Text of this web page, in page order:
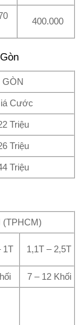
400.000
GÒN
Cước
Triệu
Triệu
Triệu
(TPHCM)
1T 1,1T – 2,5T
7 – 12 Khối